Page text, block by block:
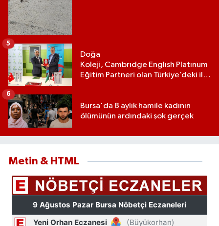
Doğa
Koleji, Cambrıdge Englısh Platınum
Eğitim Partneri olan Türkiye’deki ilk
5
Bursa'da 8 aylık hamile kadının
ölümünün ardındaki şok gerçek
6
Metin & HTML